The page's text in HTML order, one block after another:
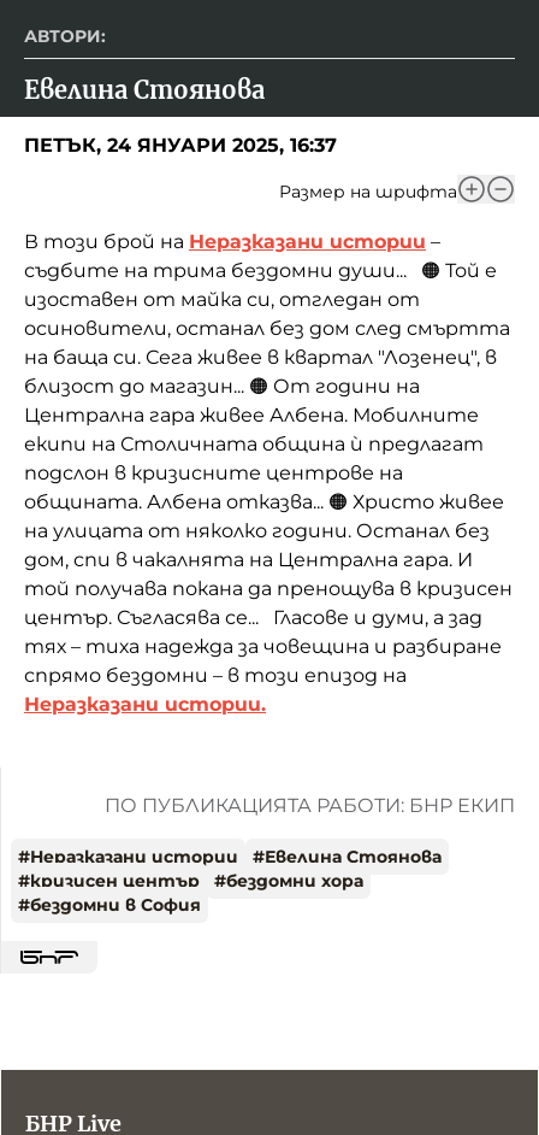
АВТОРИ:
Евелина Стоянова
ПЕТЪК, 24 ЯНУАРИ 2025, 16:37
Размер на шрифта
В този брой на Неразказани истории –
съдбите на трима бездомни души... 🟠 Той е
изоставен от майка си, отгледан от
осиновители, останал без дом след смъртта
на баща си. Сега живее в квартал "Лозенец", в
близост до магазин... 🟠 От години на
Централна гара живее Албена. Мобилните
екипи на Столичната община ѝ предлагат
подслон в кризисните центрове на
общината. Албена отказва... 🟠 Христо живее
на улицата от няколко години. Останал без
дом, спи в чакалнята на Централна гара. И
той получава покана да пренощува в кризисен
център. Съгласява се... Гласове и думи, а зад
тях – тиха надежда за човещина и разбиране
спрямо бездомни – в този епизод на
Неразказани истории.
ПО ПУБЛИКАЦИЯТА РАБОТИ: БНР ЕКИП
#Неразказани истории #Евелина Стоянова
#кризисен център #бездомни хора
#бездомни в София
БНР Live